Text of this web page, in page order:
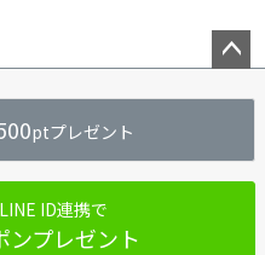
ジト
へ
ptプレゼント
ID連携で
ンプレゼント